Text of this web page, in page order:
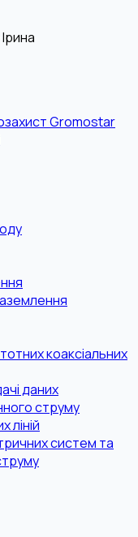
Gromostar
коаксіальних
даних
струму
ліній
систем та